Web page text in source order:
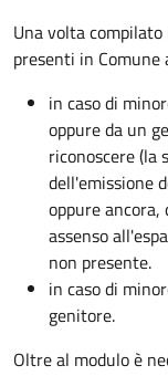
Una volta
presenti in Comune
in caso di
oppure da un
riconoscere (la
dell'emissione
oppure
assenso
non presente.
in caso di
genitore.
Oltre al modulo è